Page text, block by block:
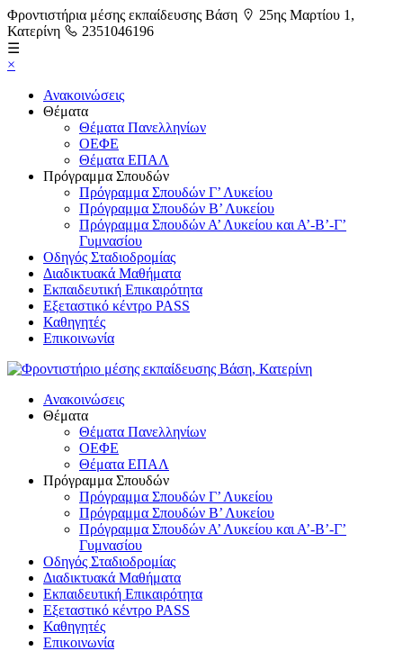
Φροντιστήρια μέσης εκπαίδευσης Βάση
25ης Μαρτίου 1,
Κατερίνη
2351046196
☰
×
Ανακοινώσεις
Θέματα
Θέματα Πανελληνίων
ΟΕΦΕ
Θέματα ΕΠΑΛ
Πρόγραμμα Σπουδών
Πρόγραμμα Σπουδών Γ’ Λυκείου
Πρόγραμμα Σπουδών Β’ Λυκείου
Πρόγραμμα Σπουδών Α’ Λυκείου και Α’-Β’-Γ’
Γυμνασίου
Οδηγός Σταδιοδρομίας
Διαδικτυακά Μαθήματα
Εκπαιδευτική Επικαιρότητα
Εξεταστικό κέντρο PASS
Καθηγητές
Επικοινωνία
Ανακοινώσεις
Θέματα
Θέματα Πανελληνίων
ΟΕΦΕ
Θέματα ΕΠΑΛ
Πρόγραμμα Σπουδών
Πρόγραμμα Σπουδών Γ’ Λυκείου
Πρόγραμμα Σπουδών Β’ Λυκείου
Πρόγραμμα Σπουδών Α’ Λυκείου και Α’-Β’-Γ’
Γυμνασίου
Οδηγός Σταδιοδρομίας
Διαδικτυακά Μαθήματα
Εκπαιδευτική Επικαιρότητα
Εξεταστικό κέντρο PASS
Καθηγητές
Επικοινωνία